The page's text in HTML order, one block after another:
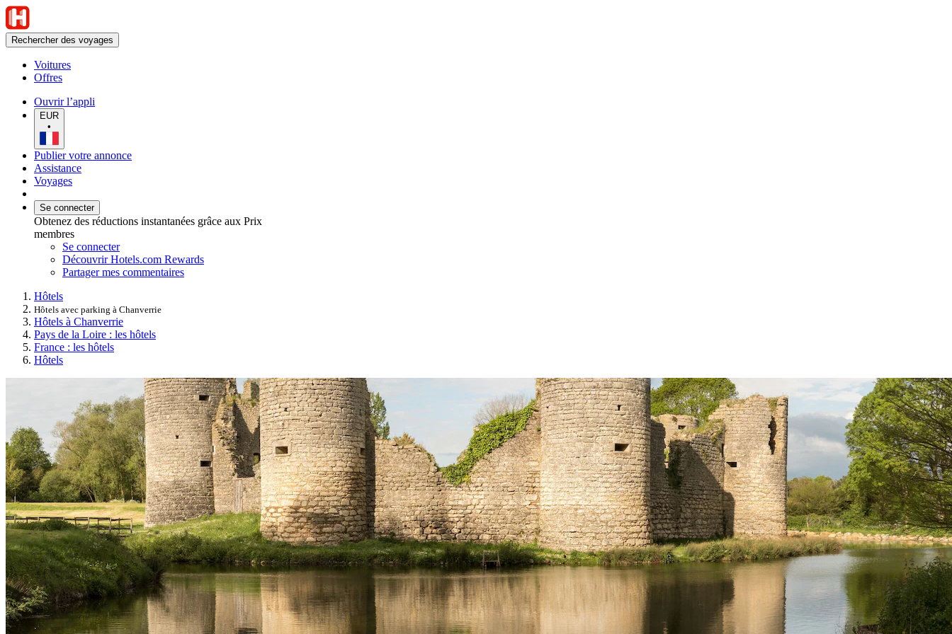
Rechercher des voyages
Voitures
Offres
Ouvrir l’appli
EUR
•
Publier votre annonce
Assistance
Voyages
Se connecter
Obtenez des réductions instantanées grâce aux Prix
membres
Se connecter
Découvrir Hotels.com Rewards
Partager mes commentaires
Hôtels
Hôtels avec parking à Chanverrie
Hôtels à Chanverrie
Pays de la Loire : les hôtels
France : les hôtels
Hôtels